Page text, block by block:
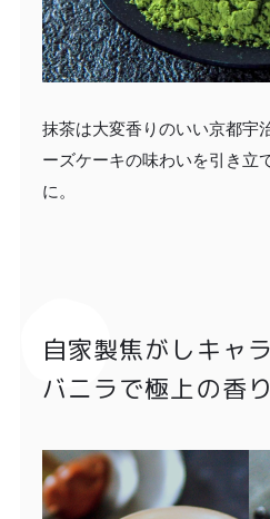
抹茶は大変香りのいい京都宇
ーズケーキの味わいを引き立
に。
自家製焦がしキャ
バニラで極上の香り